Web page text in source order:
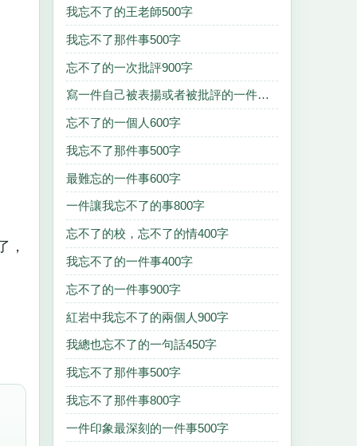
，
我忘不了的王老師500字
我忘不了那件事500字
忘不了的一次批評900字
寫一件自己被表揚或者被批評的一件事200字
忘不了的一個人600字
我忘不了那件事500字
最難忘的一件事600字
一件讓我忘不了的事800字
忘不了的校，忘不了的情400字
我忘不了的一件事400字
忘不了的一件事900字
紅岩中我忘不了的兩個人900字
我總也忘不了的一句話450字
我忘不了那件事500字
我忘不了那件事800字
一件印象最深刻的一件事500字